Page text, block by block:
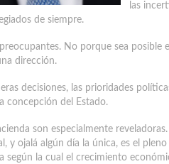
las
de siempre.
No porque sea
dirección.
decisiones, las prioridades
concepción del Estado.
son especialmente
y ojalá algún día la única, es el
según la cual el crecimiento